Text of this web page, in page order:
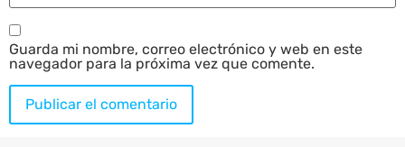
Guarda mi nombre, correo electrónico y web en este
navegador para la próxima vez que comente.